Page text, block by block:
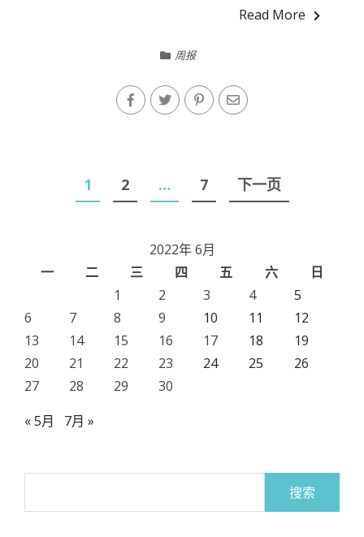
Read More
周报
1 2 … 7 下一页
2022年 6月
一
二 三 四 五 六
日
1
2 3 4
5
6
7 8 9 10 11
12
13
14 15 16 17 18
19
20
21 22 23 24 25
26
27
28 29
30
« 5月
7月 »